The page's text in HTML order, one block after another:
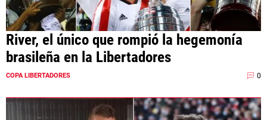
River, el único que rompió la hegemonía
brasileña en la Libertadores
COPA LIBERTADORES 0